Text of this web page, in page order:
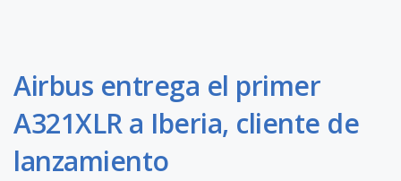
Airbus entrega el primer
A321XLR a Iberia, cliente de
lanzamiento